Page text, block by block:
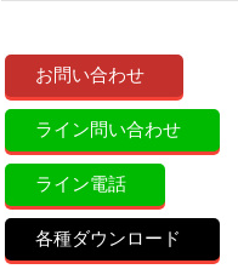
お問い合わせ
ライン問い合わせ
ライン電話
各種ダウンロード